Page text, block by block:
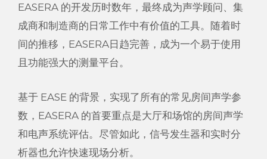
EASERA 的开发历时数年，最终成为声学顾问、集
成商和制造商的日常工作中有价值的工具。随着时
间的推移，EASERA日趋完善，成为一个易于使用
且功能强大的测量平台。
基于 EASE 的背景，实现了所有的常见房间声学参
数，EASERA 的首要重点是大厅和场馆的房间声学
和电声系统评估。尽管如此，信号发生器和实时分
析器也允许快速现场分析。